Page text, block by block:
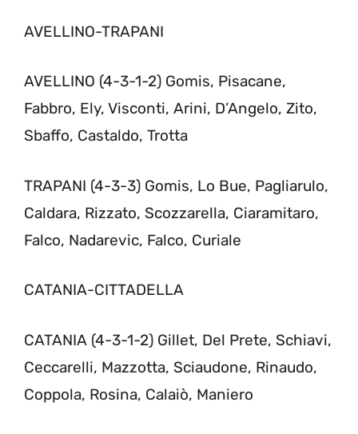
AVELLINO-TRAPANI
AVELLINO (4-3-1-2) Gomis, Pisacane,
Fabbro, Ely, Visconti, Arini, D’Angelo, Zito,
Sbaffo, Castaldo, Trotta
TRAPANI (4-3-3) Gomis, Lo Bue, Pagliarulo,
Caldara, Rizzato, Scozzarella, Ciaramitaro,
Falco, Nadarevic, Falco, Curiale
CATANIA-CITTADELLA
CATANIA (4-3-1-2) Gillet, Del Prete, Schiavi,
Ceccarelli, Mazzotta, Sciaudone, Rinaudo,
Coppola, Rosina, Calaiò, Maniero